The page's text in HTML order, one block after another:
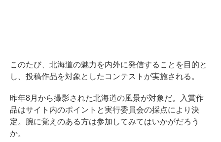
このたび、北海道の魅力を内外に発信することを目的と
し、投稿作品を対象としたコンテストが実施される。
昨年8月から撮影された北海道の風景が対象だ。入賞作
品はサイト内のポイントと実行委員会の採点により決
定。腕に覚えのある方は参加してみてはいかがだろう
か。